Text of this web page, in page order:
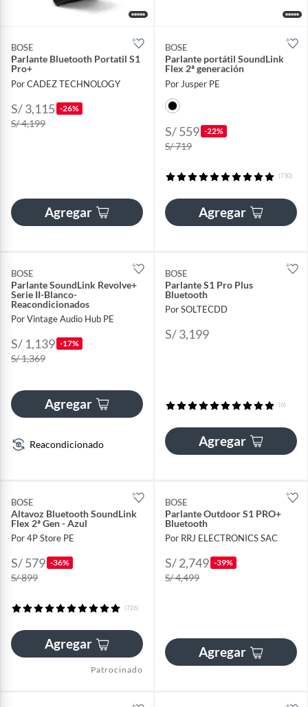
BOSE
Parlante Bluetooth Portatil S1
Pro+
Por CADEZ TECHNOLOGY
S/ 3,115 -26%
S/ 4,199
Agregar
BOSE
Parlante portátil SoundLink
Flex 2ª generación
Por Jusper PE
S/ 559 -22%
S/ 719
(730)
Agregar
BOSE
Parlante SoundLink Revolve+
Serie II-Blanco-
Reacondicionados
Por Vintage Audio Hub PE
S/ 1,139 -17%
S/ 1,369
Agregar
Reacondicionado
BOSE
Parlante S1 Pro Plus
Bluetooth
Por SOLTECDD
S/ 3,199
(6)
Agregar
BOSE
Altavoz Bluetooth SoundLink
Flex 2ª Gen - Azul
Por 4P Store PE
S/ 579 -36%
S/ 899
(726)
Agregar
Patrocinado
BOSE
Parlante Outdoor S1 PRO+
Bluetooth
Por RRJ ELECTRONICS SAC
S/ 2,749 -39%
S/ 4,499
Agregar